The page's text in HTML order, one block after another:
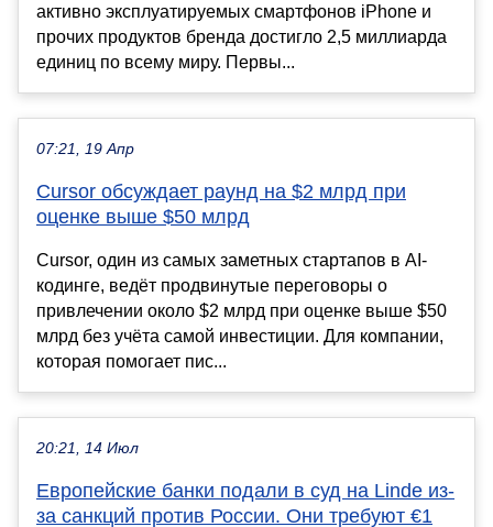
активно эксплуатируемых смартфонов iPhone и
прочих продуктов бренда достигло 2,5 миллиарда
единиц по всему миру. Первы...
07:21, 19 Апр
Cursor обсуждает раунд на $2 млрд при
оценке выше $50 млрд
Cursor, один из самых заметных стартапов в AI-
кодинге, ведёт продвинутые переговоры о
привлечении около $2 млрд при оценке выше $50
млрд без учёта самой инвестиции. Для компании,
которая помогает пис...
20:21, 14 Июл
Европейские банки подали в суд на Linde из-
за санкций против России. Они требуют €1